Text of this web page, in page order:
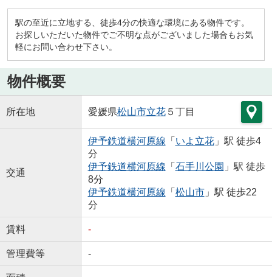
駅の至近に立地する、徒歩4分の快適な環境にある物件です。
お探しいただいた物件でご不明な点がございました場合もお気
軽にお問い合わせ下さい。
物件概要
所在地 愛媛県松山市立花５丁目
交通
伊予鉄道横河原線 「 いよ立花」駅 徒歩4
分
伊予鉄道横河原線 「 石手川公園 」駅 徒歩
8分
伊予鉄道横河原線 「 松山市」駅 徒歩22
分
賃料 -
管理費等 -